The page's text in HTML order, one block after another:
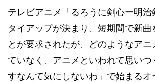
テレビアニメ「るろうに剣心ー明治
タイアップが決まり、短期間で新曲
とが要求されたが、どのようなアニ
ていなく、アニメといわれて思いつ
すなんて気にしないわ」で始まるオ